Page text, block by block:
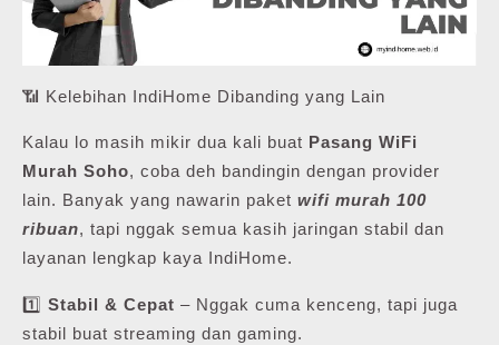
📶 Kelebihan IndiHome Dibanding yang Lain
Kalau lo masih mikir dua kali buat Pasang WiFi
Murah Soho, coba deh bandingin dengan provider
lain. Banyak yang nawarin paket wifi murah 100
ribuan, tapi nggak semua kasih jaringan stabil dan
layanan lengkap kaya IndiHome.
1️⃣ Stabil & Cepat – Nggak cuma kenceng, tapi juga
stabil buat streaming dan gaming.